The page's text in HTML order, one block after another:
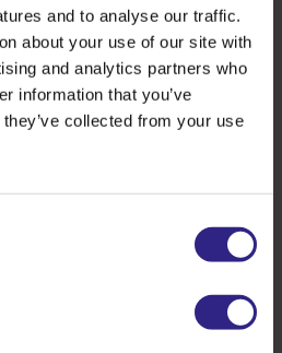
and to analyse our traffic.
about your use of our site with
and analytics partners who
information that you’ve
collected from your use
dit koninklijke bezoek: